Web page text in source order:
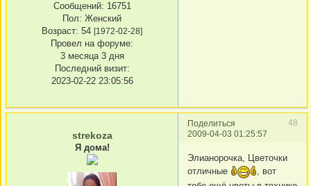
Сообщений: 16751
Пол: Женский
Возраст: 54 [1972-02-28]
Провел на форуме:
3 месяца 3 дня
Последний визит:
2023-02-22 23:05:56
Поделиться
48
2009-04-03 01:25:57
strekoza
Я дома!
Элианорочка, Цветочки
отличные
, вот